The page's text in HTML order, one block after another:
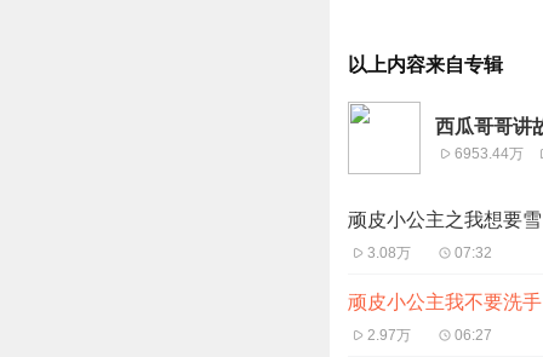
以上内容来自专辑
西瓜哥哥讲
6953.44万
顽皮小公主之我想要雪
3.08万 07:32
顽皮小公主我不要洗手
2.97万 06:27